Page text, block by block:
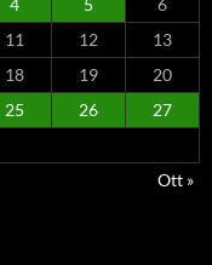
4 5
6
11 12
13
18 19
20
25 26
27
Ott »